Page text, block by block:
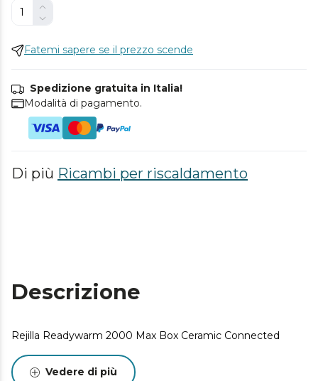
Fatemi sapere se il prezzo scende
Spedizione gratuita in Italia!
Modalità di pagamento.
Di più Ricambi per riscaldamento
Descrizione
Rejilla Readywarm 2000 Max Box Ceramic Connected
Vedere di più